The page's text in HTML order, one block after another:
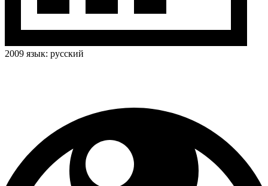
2009 язык: русский